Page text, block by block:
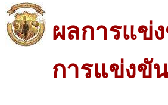
ผลการแข่
การแข่งขั